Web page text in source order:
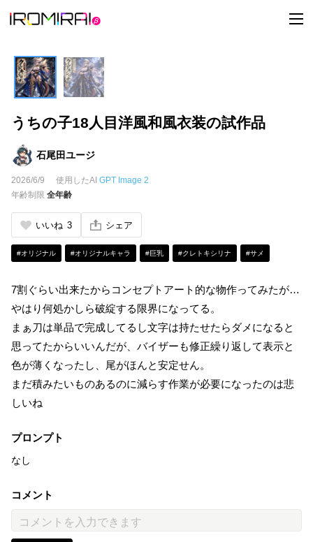
t
o
うちの子18人目洋風和風衣装の試作品
石尾田ユージ
2026/6/9 使用したAI GPT Image 2
年齢制限 全年齢
いいね 3 シェア
#オリジナル #オリジナルキャラ #巨乳 #クレトキシリナ #サメ
7割ぐらい出来たからコンセプトアート的な物作ってみたが…
やはり何処かしら破綻する限界になってる。
まぁ刀は単品で完成してるし文字は持たせたらダメになると
思ってたからいいんだが、バイザーも修正繰り返して表示と
色が薄くなったし、尾がほんと安定せん。
まだ積みたいものあるのに減らす作業が必要になったのは悲
しいね
プロンプト
なし
コメント